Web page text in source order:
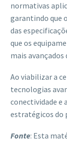
normativas
garantindo que
das
que os
mais avançados
Ao viabilizar a
tecnologias
conectividade e
estratégicos do
Fonte: Esta